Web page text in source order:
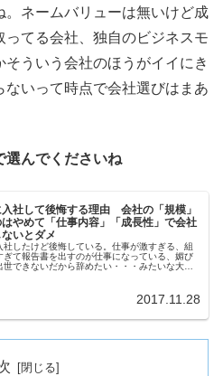
ネームバリューは無いけど成
てる会社、独自のビジネスモ
ういう会社のほうがイイにき
ないって時点で会社選びはまあ
選んでくださいね
社して後悔する理由 会社の「規模」
やめて「仕事内容」「成長性」で会社
いとダメ
社したけど後悔している。仕事が激すぎる、組
ぎて報告書を出すのが仕事になっている、媚び
世できないだから辞めたい・・・みたいな大企
本当に悲惨なことになります。大企業に入って
なら転職したほうが無難ですよ。2017.11.28